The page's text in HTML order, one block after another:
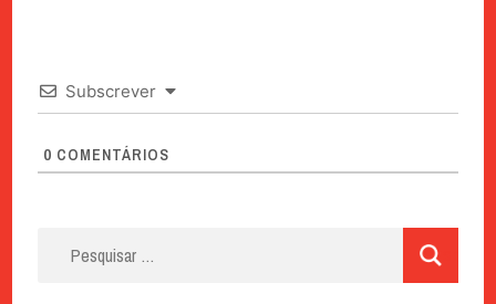
Subscrever
0 COMENTÁRIOS